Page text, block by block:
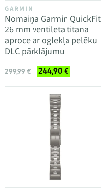
GARMIN
Nomaiņa Garmin QuickFit
26 mm ventilēta titāna
aproce ar oglekļa pelēku
DLC pārklājumu
299,99 € 244,90 €